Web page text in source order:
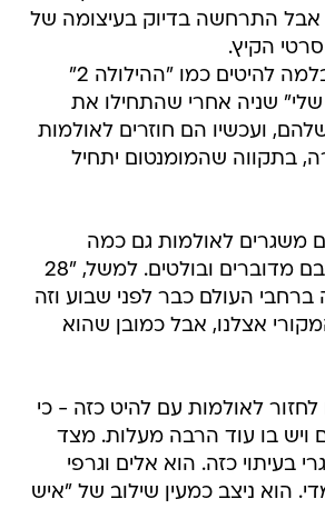
אבל התרחשה בדיוק בעיצומה של
הקיץ.
וכך, העצירה הזו בלמה להיטים כמו "ההילולה 2"
שלי" שניה אחרי שהתחילו את
ועכשיו הם חוזרים לאולמות
בתקווה שהמומנטום יתחיל
משגרים לאולמות גם כמה
סרטים חדשים, רובם מדוברים ובולטים. למשל, "28
העולם כבר לפני שבוע וזה
אצלנו, אבל כמובן שהוא
לאולמות עם להיט כזה - כי
ויש בו עוד הרבה מעלות. מצד
בעיתוי כזה. הוא אלים וגרפי
הוא ניצב כמעין שילוב של "איש